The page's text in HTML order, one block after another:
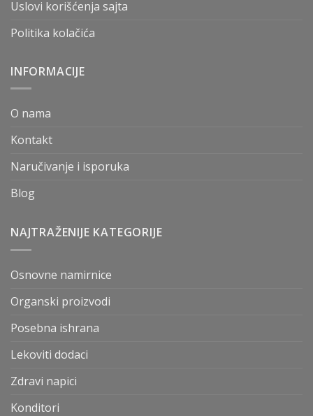
Uslovi korišćenja sajta
Politika kolačića
INFORMACIJE
O nama
Kontakt
Naručivanje i isporuka
Blog
NAJTRAŽENIJE KATEGORIJE
Osnovne namirnice
Organski proizvodi
Posebna ishrana
Lekoviti dodaci
Zdravi napici
Konditori